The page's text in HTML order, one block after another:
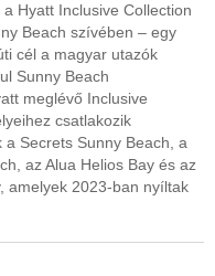
Hyatt Inclusive Collection
Beach szívében – egy
cél a magyar utazók
Sunny Beach
meglévő Inclusive
csatlakozik
a Secrets Sunny Beach, a
az Alua Helios Bay és az
amelyek 2023-ban nyíltak